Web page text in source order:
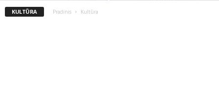
KULTŪRA Pradinis Kultūra